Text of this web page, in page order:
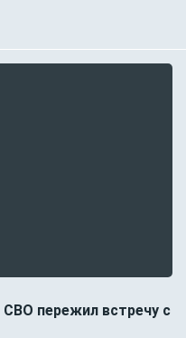
пережил встречу с